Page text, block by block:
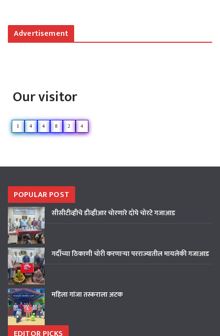
Advertisement
Our visitor
1 4 4 8 2 4
POPULAR POST
सीसीटीव्हीचे डीव्हीआर चोरणारे दोघे चोरटे गजाआड
गर्दीच्या ठिकाणी चोरी करणाऱ्या परराज्यातील मायलेकी गजाआड
महिला गांजा तस्कराला अटक